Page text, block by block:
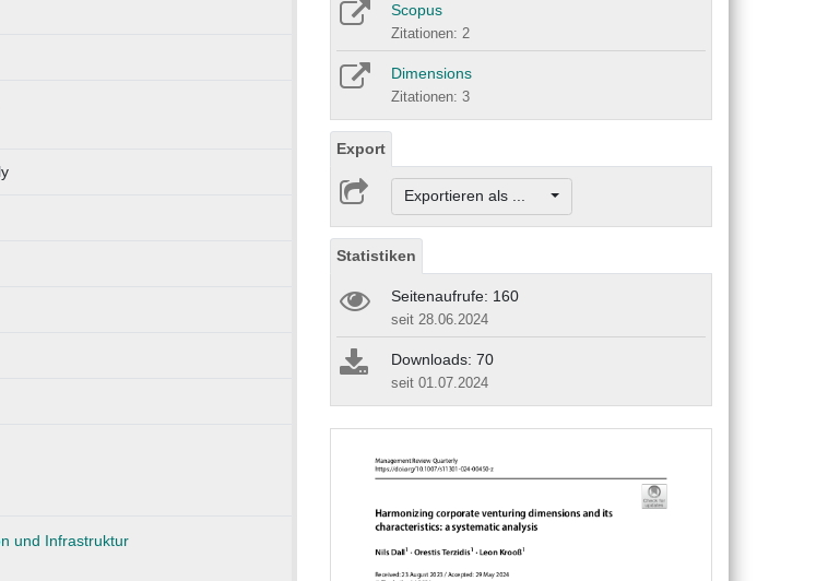
Scopus
Zitationen: 2
Dimensions
Zitationen: 3
Export
Exportieren als ...
Statistiken
Seitenaufrufe: 160
seit 28.06.2024
Downloads: 70
seit 01.07.2024